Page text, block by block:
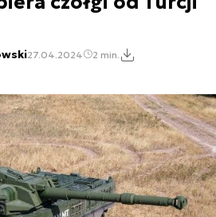
27.04.2024 2 min.